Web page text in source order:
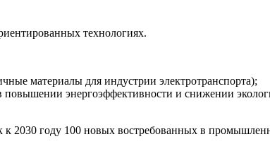
технологиях.
материалы для индустрии электротранспорта);
энергоэффективности и снижении
2030 году 100 новых востребованных в